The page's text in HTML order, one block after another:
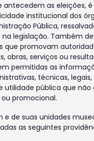
antecedem as eleições,
institucional dos
Pública,
legislação. Também
que promovam
obras, serviços ou
permitidas as
técnicas, legais,
utilidade pública que
promocional.
e de suas unidades
as seguintes